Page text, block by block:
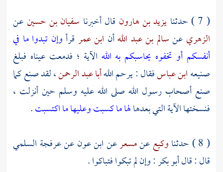
( 7 ) حدثنا
يزيد بن هارون قال أخبرنا سفيان بن حسينعن
الزهري عنسالم بن عبد اللهأن ابن عمر قرأوإن تبدوا ما في
أنفسكم أو تخفوه يحاسبكم به الله الآية ؛ فدمعت عيناه فبلغ
صنيعهابن عباسفقال : يرحم اللهأبا عبد الرحمن، لقد صنع كما
صنع أصحاب رسول الله صلى الله عليه وسلم حين أنزلت ،
فنسختها الآية التي بعدهالها ما كسبت وعليها ما اكتسبت.
( 8 ) حدثنا
وكيععنمسعرعنابن عونعنعرفجة السلمي
قال : قالأبو بكر: وإن لم تبكوا فتباكوا .